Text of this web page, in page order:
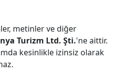
metinler ve diğer
Turizm Ltd. Şti.'ne aittir.
kesinlikle izinsiz olarak